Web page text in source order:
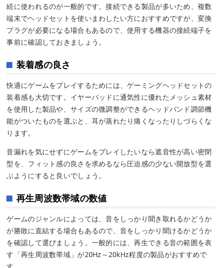
続に使われるのが一般的です。接続できる製品が多いため、複数
端末でヘッドセットを使いまわしたい方におすすめですが、変換
プラグが必要になる場合もあるので、使用する機器の接続端子を
事前に確認しておきましょう。
装着感の良さ
快適にゲームをプレイするためには、ゲーミングヘッドセットの
装着感も大切です。イヤーパッドに通気性に優れたメッシュ素材
を使用した製品や、サイズの微調整ができるヘッドバンド調節機
能がついたものを選ぶと、耳が蒸れたり痛くなったりしづらくな
ります。
音漏れを気にせずにゲームをプレイしたいなら遮音性が高い密閉
型を、フィット感の良さを求めるなら圧迫感の少ない開放型を選
ぶようにすると良いでしょう。
再生周波数帯域の数値
ゲームのジャンルによっては、音をしっかり聞き取れるかどうか
が勝敗に直結する場合もあるので、音をしっかり聞けるかどうか
を確認して選びましょう。一般的には、再生できる音の範囲を表
す「再生周波数帯域」が20Hz～20kHz程度の製品がおすすめで